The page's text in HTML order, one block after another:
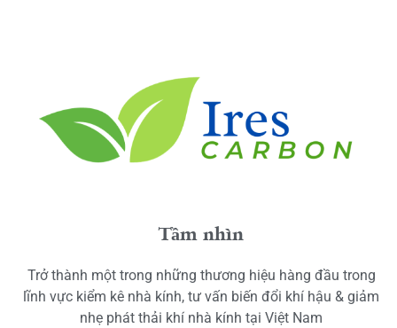
Tầm nhìn
Trở thành một trong những thương hiệu hàng đầu trong
lĩnh vực kiểm kê nhà kính, tư vấn biến đổi khí hậu & giảm
nhẹ phát thải khí nhà kính tại Việt Nam